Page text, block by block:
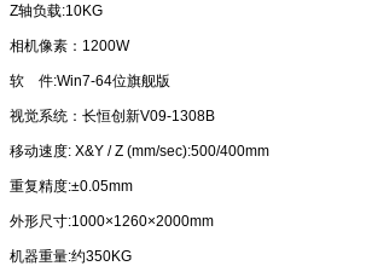
Z轴负载:10KG
相机像素：1200W
软 件:Win7-64位旗舰版
视觉系统：长恒创新V09-1308B
移动速度: X&Y / Z (mm/sec):500/400mm
重复精度:±0.05mm
外形尺寸:1000×1260×2000mm
机器重量:约350KG